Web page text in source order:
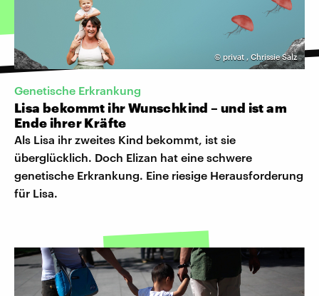
© privat , Chrissie Salz
Genetische Erkrankung
Lisa bekommt ihr Wunschkind – und ist am
Ende ihrer Kräfte
Als Lisa ihr zweites Kind bekommt, ist sie
überglücklich. Doch Elizan hat eine schwere
genetische Erkrankung. Eine riesige Herausforderung
für Lisa.